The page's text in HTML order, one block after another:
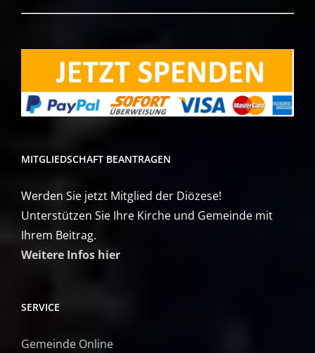
MITGLIEDSCHAFT BEANTRAGEN
Werden Sie jetzt Mitglied der Diözese!
Unterstützen Sie Ihre Kirche und Gemeinde mit
Ihrem Beitrag.
Weitere Infos hier
SERVICE
Gemeinde Online